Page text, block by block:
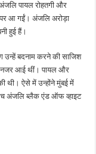
पायल रोहतगी और
पर आ गईं। अंजलि अरोड़ा
हुई हैं।
उन्हें बदनाम करने की साजिश
नजर आई थीं। पायल और
थी। ऐसे में उन्होंने मुंबई में
अंजलि ब्लैक एंड ऑफ व्हाइट